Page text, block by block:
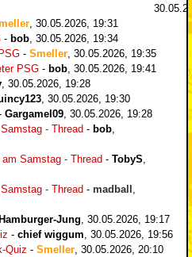
30.05.2026, 19:31
- bob 30.05.2026, 19:34
- Smeller 30.05.2026, 19:35
PSG - bob 30.05.2026, 19:41
30.05.2026, 19:28
30.05.2026, 19:30
Gargamel09 30.05.2026, 19:28
- Thread - bob
Samstag - Thread - TobyS
- Thread - madball
Hamburger-Jung 30.05.2026, 19:17
- chief wiggum 30.05.2026, 19:56
Quiz - Smeller 30.05.2026, 20:10